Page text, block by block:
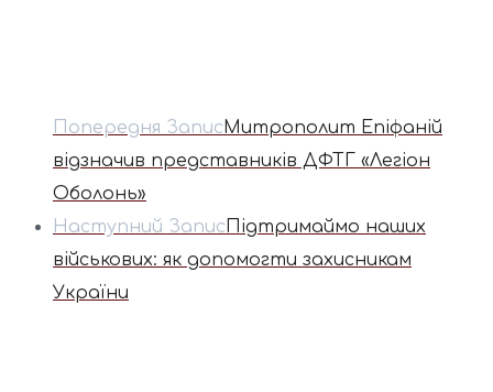
Попередня ЗаписМитрополит Епіфаній
відзначив представників ДФТГ «Легіон
Оболонь»
Наступний ЗаписПідтримаймо наших
військових: як допомогти захисникам
України